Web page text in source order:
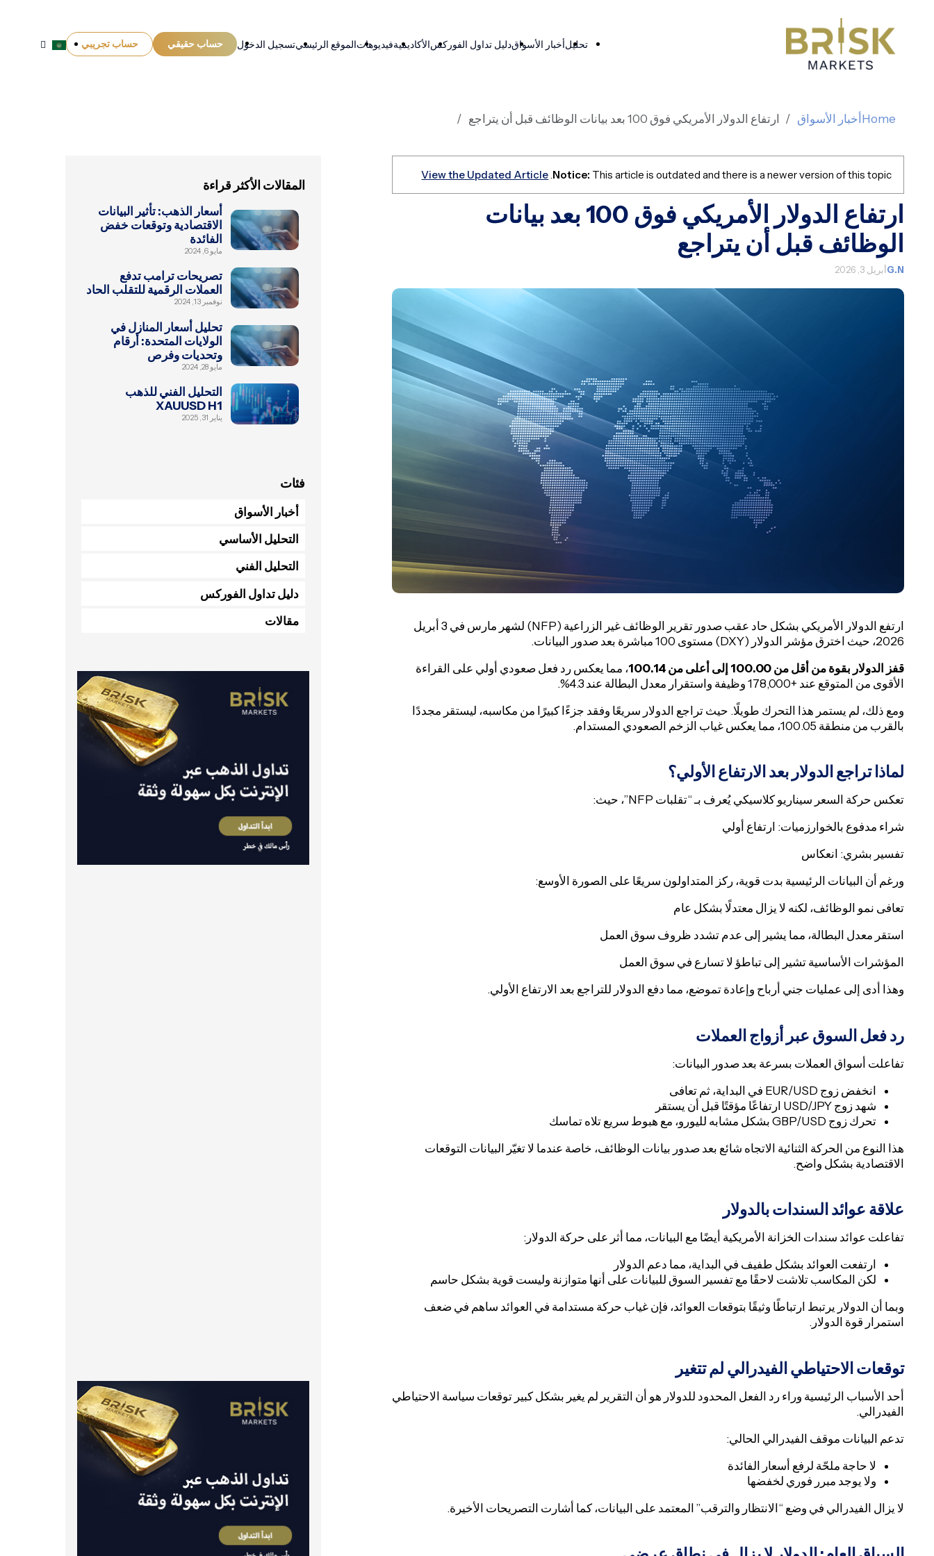
تحليلأخبار الأسواقدليل تداول الفوركسالأكاديميةفيديوهاتالموقع الرئيسيتسجيل الدخول حساب حقيقي حساب تجريبي
Homeأخبار الأسواق ارتفاع الدولار الأمريكي فوق 100 بعد بيانات الوظائف قبل أن يتراجع
Notice: This article is outdated and there is a newer version of this topic.
View the Updated Article
ارتفاع الدولار الأمريكي فوق 100 بعد بيانات
الوظائف قبل أن يتراجع
G.N أبريل 3, 2026
ارتفع الدولار الأمريكي بشكل حاد عقب صدور تقرير الوظائف غير الزراعية (NFP) لشهر مارس في 3 أبريل
2026، حيث اخترق مؤشر الدولار (DXY) مستوى 100 مباشرة بعد صدور البيانات.
قفز الدولار بقوة من أقل من 100.00 إلى أعلى من 100.14
، مما يعكس رد فعل صعودي أولي على القراءة
الأقوى من المتوقع عند +178,000 وظيفة واستقرار معدل البطالة عند 4.3%.
ومع ذلك، لم يستمر هذا التحرك طويلًا. حيث تراجع الدولار سريعًا وفقد جزءًا كبيرًا من مكاسبه، ليستقر مجددًا
بالقرب من منطقة 100.05، مما يعكس غياب الزخم الصعودي المستدام.
لماذا تراجع الدولار بعد الارتفاع الأولي؟
تعكس حركة السعر سيناريو كلاسيكي يُعرف بـ “تقلبات NFP”، حيث:
شراء مدفوع بالخوارزميات: ارتفاع أولي
تفسير بشري: انعكاس
ورغم أن البيانات الرئيسية بدت قوية، ركز المتداولون سريعًا على الصورة الأوسع:
تعافى نمو الوظائف، لكنه لا يزال معتدلًا بشكل عام
استقر معدل البطالة، مما يشير إلى عدم تشدد ظروف سوق العمل
المؤشرات الأساسية تشير إلى تباطؤ لا تسارع في سوق العمل
وهذا أدى إلى عمليات جني أرباح وإعادة تموضع، مما دفع الدولار للتراجع بعد الارتفاع الأولي.
رد فعل السوق عبر أزواج العملات
تفاعلت أسواق العملات بسرعة بعد صدور البيانات:
انخفض زوج EUR/USD في البداية، ثم تعافى
شهد زوج USD/JPY ارتفاعًا مؤقتًا قبل أن يستقر
تحرك زوج GBP/USD بشكل مشابه لليورو، مع هبوط سريع تلاه تماسك
هذا النوع من الحركة الثنائية الاتجاه شائع بعد صدور بيانات الوظائف، خاصة عندما لا تغيّر البيانات التوقعات
الاقتصادية بشكل واضح.
علاقة عوائد السندات بالدولار
تفاعلت عوائد سندات الخزانة الأمريكية أيضًا مع البيانات، مما أثر على حركة الدولار:
ارتفعت العوائد بشكل طفيف في البداية، مما دعم الدولار
لكن المكاسب تلاشت لاحقًا مع تفسير السوق للبيانات على أنها متوازنة وليست قوية بشكل حاسم
وبما أن الدولار يرتبط ارتباطًا وثيقًا بتوقعات العوائد، فإن غياب حركة مستدامة في العوائد ساهم في ضعف
استمرار قوة الدولار.
توقعات الاحتياطي الفيدرالي لم تتغير
أحد الأسباب الرئيسية وراء رد الفعل المحدود للدولار هو أن التقرير لم يغير بشكل كبير توقعات سياسة الاحتياطي
الفيدرالي.
تدعم البيانات موقف الفيدرالي الحالي:
لا حاجة ملحّة لرفع أسعار الفائدة
ولا يوجد مبرر فوري لخفضها
لا يزال الفيدرالي في وضع “الانتظار والترقب” المعتمد على البيانات، كما أشارت التصريحات الأخيرة.
المقالات الأكثر قراءة
أسعار الذهب: تأثير البيانات
الاقتصادية وتوقعات خفض
الفائدة
مايو 6, 2024
تصريحات ترامب تدفع
العملات الرقمية للتقلب الحاد
نوفمبر 13, 2024
تحليل أسعار المنازل في
الولايات المتحدة: أرقام
وتحديات وفرص
مايو 28, 2024
التحليل الفني للذهب
XAUUSD H1
يناير 31, 2025
فئات
أخبار الأسواق
التحليل الأساسي
التحليل الفني
دليل تداول الفوركس
مقالات